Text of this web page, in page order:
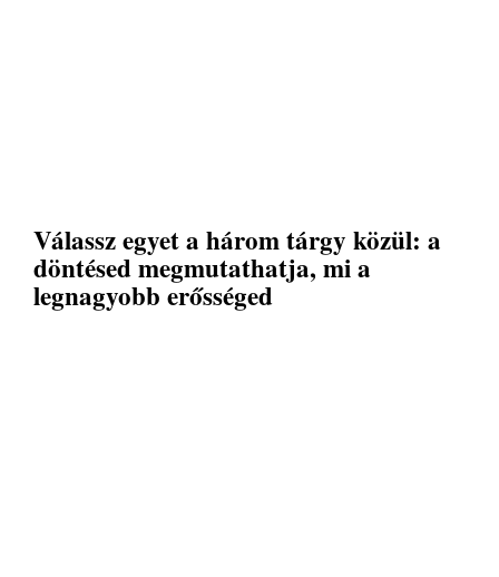
Válassz egyet a három tárgy közül: a
döntésed megmutathatja, mi a
legnagyobb erősséged